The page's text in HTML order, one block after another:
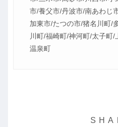
市/養父市/丹波市/南あわじ
加東市/たつの市/猪名川町/
川町/福崎町/神河町/太子町
温泉町